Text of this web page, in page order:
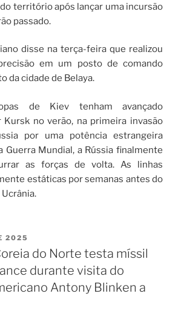
território após lançar uma incursão
passado.
disse na terça-feira que realizou
em um posto de comando
da cidade de Belaya.
de Kiev tenham avançado
Kursk no verão, na primeira invasão
por uma potência estrangeira
Guerra Mundial, a Rússia finalmente
as forças de volta. As linhas
estáticas por semanas antes do
2025
do Norte testa míssil
durante visita do
Antony Blinken a